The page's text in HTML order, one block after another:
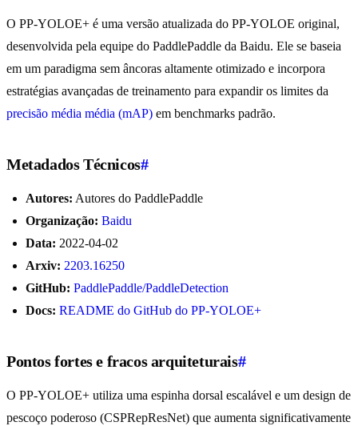
O PP-YOLOE+ é uma versão atualizada do PP-YOLOE original,
desenvolvida pela equipe do PaddlePaddle da Baidu. Ele se baseia
em um paradigma sem âncoras altamente otimizado e incorpora
estratégias avançadas de treinamento para expandir os limites da
precisão média média (mAP) em benchmarks padrão.
Metadados Técnicos#
Autores: Autores do PaddlePaddle
Organização: Baidu
Data: 2022-04-02
Arxiv: 2203.16250
GitHub: PaddlePaddle/PaddleDetection
Docs: README do GitHub do PP-YOLOE+
Pontos fortes e fracos arquiteturais#
O PP-YOLOE+ utiliza uma espinha dorsal escalável e um design de
pescoço poderoso (CSPRepResNet) que aumenta significativamente